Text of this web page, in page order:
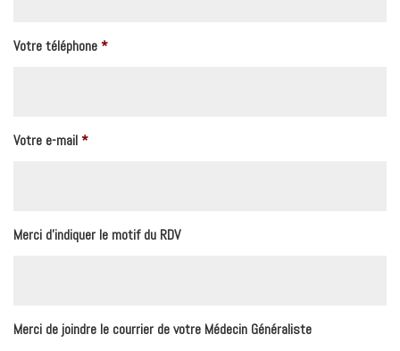
Votre téléphone*
Votre e-mail*
Merci d'indiquer le motif du RDV
Merci de joindre le courrier de votre Médecin Généraliste